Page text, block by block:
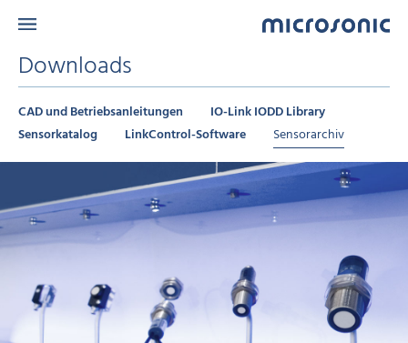
Downloads
CAD und Betriebsanleitungen
IO-Link IODD Library
Sensorkatalog
LinkControl-Software Sensorarchiv